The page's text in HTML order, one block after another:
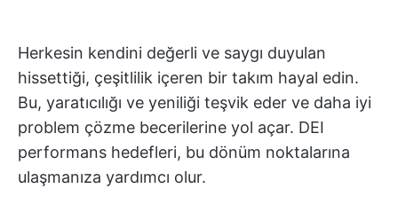
Herkesin kendini değerli ve saygı duyulan
hissettiği, çeşitlilik içeren bir takım hayal edin.
Bu, yaratıcılığı ve yeniliği teşvik eder ve daha iyi
problem çözme becerilerine yol açar. DEI
performans hedefleri, bu dönüm noktalarına
ulaşmanıza yardımcı olur.